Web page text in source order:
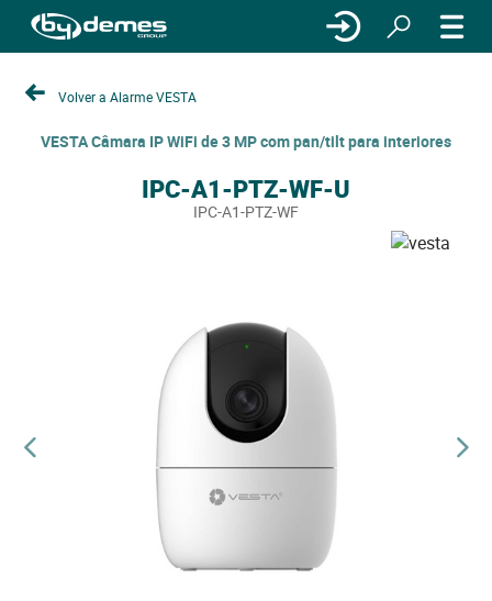
Volver a Alarme VESTA
VESTA Câmara IP WiFi de 3 MP com pan/tilt para interiores
IPC-A1-PTZ-WF-U
IPC-A1-PTZ-WF